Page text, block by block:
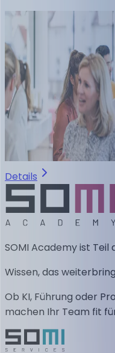
Details
SOMI Academy ist Teil
Wissen, das
Ob KI, Führung oder
machen Ihr Team fit